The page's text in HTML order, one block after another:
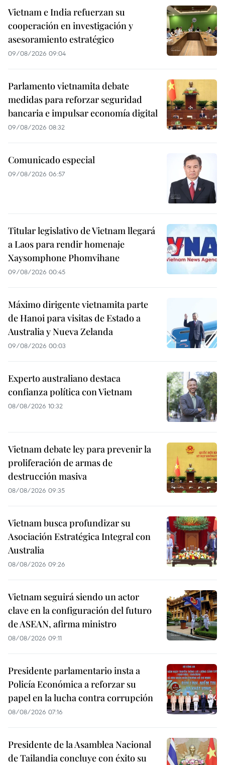
Vietnam e India refuerzan su
cooperación en investigación y
asesoramiento estratégico
09/08/2026 09:04
Parlamento vietnamita debate
medidas para reforzar seguridad
bancaria e impulsar economía digital
09/08/2026 08:32
Comunicado especial
09/08/2026 06:57
Titular legislativo de Vietnam llegará
a Laos para rendir homenaje
Xaysomphone Phomvihane
09/08/2026 00:45
Máximo dirigente vietnamita parte
de Hanoi para visitas de Estado a
Australia y Nueva Zelanda
09/08/2026 00:03
Experto australiano destaca
confianza política con Vietnam
08/08/2026 10:32
Vietnam debate ley para prevenir la
proliferación de armas de
destrucción masiva
08/08/2026 09:35
Vietnam busca profundizar su
Asociación Estratégica Integral con
Australia
08/08/2026 09:26
Vietnam seguirá siendo un actor
clave en la configuración del futuro
de ASEAN, afirma ministro
08/08/2026 09:11
Presidente parlamentario insta a
Policía Económica a reforzar su
papel en la lucha contra corrupción
08/08/2026 07:16
Presidente de la Asamblea Nacional
de Tailandia concluye con éxito su